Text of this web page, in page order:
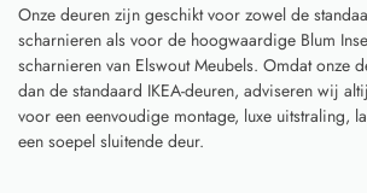
Onze deuren zijn geschikt voor zowel de
scharnieren als voor de hoogwaardige Blum
scharnieren van Elswout Meubels. Omdat onze
dan de standaard IKEA-deuren, adviseren wij
voor een eenvoudige montage, luxe uitstraling,
een soepel sluitende deur.